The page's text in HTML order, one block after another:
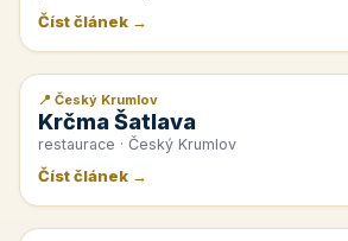
Číst článek →
📰 PR článek
📍 Český Krumlov
Krčma Šatlava
restaurace · Český Krumlov
Číst článek →